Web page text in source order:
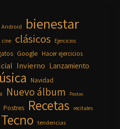
Android bienestar
cine clásicos Ejercicios
Google Hacer ejercicios
Invierno Lanzamiento
Navidad
Nuevo álbum Pastas
Postres Recetas recitales
Tecno tendencias